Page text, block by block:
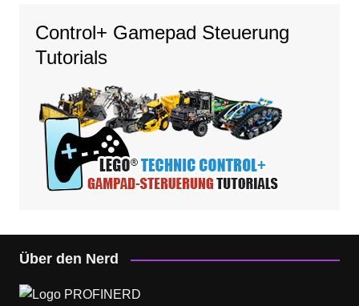
Control+ Gamepad Steuerung
Tutorials
Über den Nerd